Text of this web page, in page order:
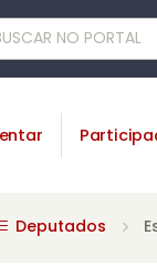
Deputados